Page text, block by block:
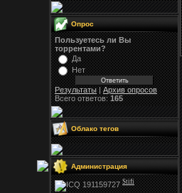
Опрос
Пользуетесь ли Вы
торрентами?
Да
Нет
Результаты|Архив опросов
Всего ответов:165
Облако тегов
Администрация
Stifi